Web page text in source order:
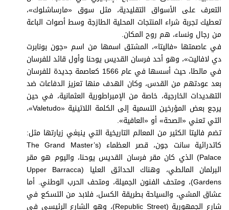
فيديو
بودكاست
إنفوجراف
قصة صورة
كاريكتير
برامج
عدد اليوم
مواقيت الصلاة
التعرف على الأسواق التقليدية، مثل سوق «مارساشلوك»،
تعطيك تجربة شراء المنتجات المحلية الطازجة وسط أصوات الباعة
من رجال ونساء، هم روح المكان.
في عاصمتها «فاليتا»، المشتق اسمها من اسم «جون بونابرت
دي لافاليت»، وهو أحد فرسان القديس يوحنا وأول قائد للفرسان
في مالطا، حيث أسسها في عام 1566 كعاصمة جديدة للفرسان
بعد عودتهم من القدس، وكان الهدف منها تعزيز الدفاعات ضد
التهديدات الخارجية، خاصة من الإمبراطورية العثمانية، في حين
يرجع بعض المؤرخين التسمية إلى الكلمة اللاتينية «Valetudo»،
التي تعني «الصحة» أو «العافية».
تضم فاليتا الكثير من المعالم التاريخية التي ينبغي زيارتها مثل:
كاتدرائية سانت جون، قصر العظماء (The Grand Master’s
Palace) الذي كان مقر فرسان القديس يوحنا، واليوم هو مقر
البرلمان المالطي، وهناك الحدائق العليا (Upper Barracca
Gardens)، ومتحف الفنون الجميلة، ومتحف الحرب الوطني. أما
عشاق المشي، والسياحة بطريقة الكسل، فلابد من التسكع في
شارع الجمهورية (Republic Street)، وهو الشارع الرئيسي في